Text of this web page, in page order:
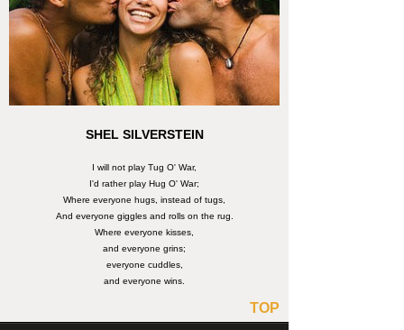
SHEL SILVERSTEIN
I will not play Tug O' War,
I'd rather play Hug O' War;
Where everyone hugs, instead of tugs,
And everyone giggles and rolls on the rug.
Where everyone kisses,
and everyone grins;
everyone cuddles,
and everyone wins.
TOP